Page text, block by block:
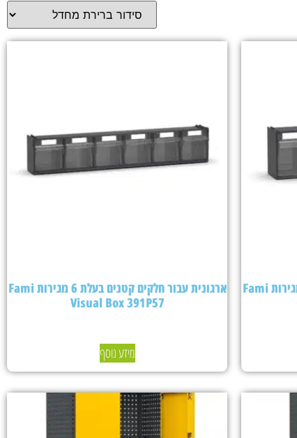
ארגונית עבור חלקים קטנים בעלת 5 מגירות Fami
ארגונית עבור חלקים קטנים בעלת 6 מגירות Fami
Visual Box 391P57
מידע נוסף